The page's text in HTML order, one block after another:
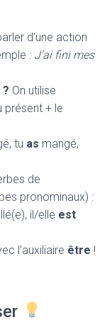
d’une action
: J’ai fini mes
On utilise
présent + le
tu as mangé,
de
pronominaux) :
il/elle est
l’auxiliaire être !